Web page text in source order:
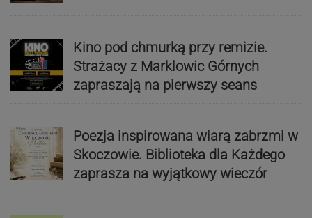
Kino pod chmurką przy remizie.
Strażacy z Marklowic Górnych
zapraszają na pierwszy seans
Poezja inspirowana wiarą zabrzmi w
Skoczowie. Biblioteka dla Każdego
zaprasza na wyjątkowy wieczór